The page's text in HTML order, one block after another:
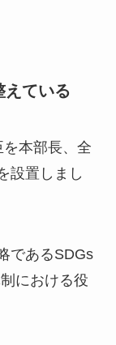
ている
本部長、全
設置しまし
であるSDGs
における役